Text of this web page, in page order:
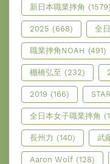
新日本職業摔角 (1579)
2025 (668) 全
職業摔角NOAH (491)
棚橋弘至 (232)
2019 (166)
全日本女子職業摔角
長州力 (140) 武
Aaron Wolf (128)